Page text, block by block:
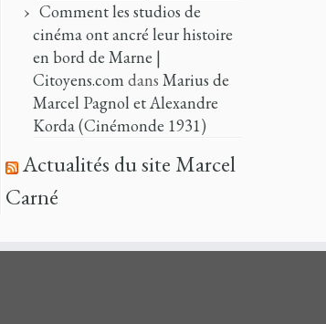
Comment les studios de
cinéma ont ancré leur histoire
en bord de Marne |
Citoyens.comdans Marius de
Marcel Pagnol et Alexandre
Korda (Cinémonde 1931)
Actualités du site Marcel
Carné